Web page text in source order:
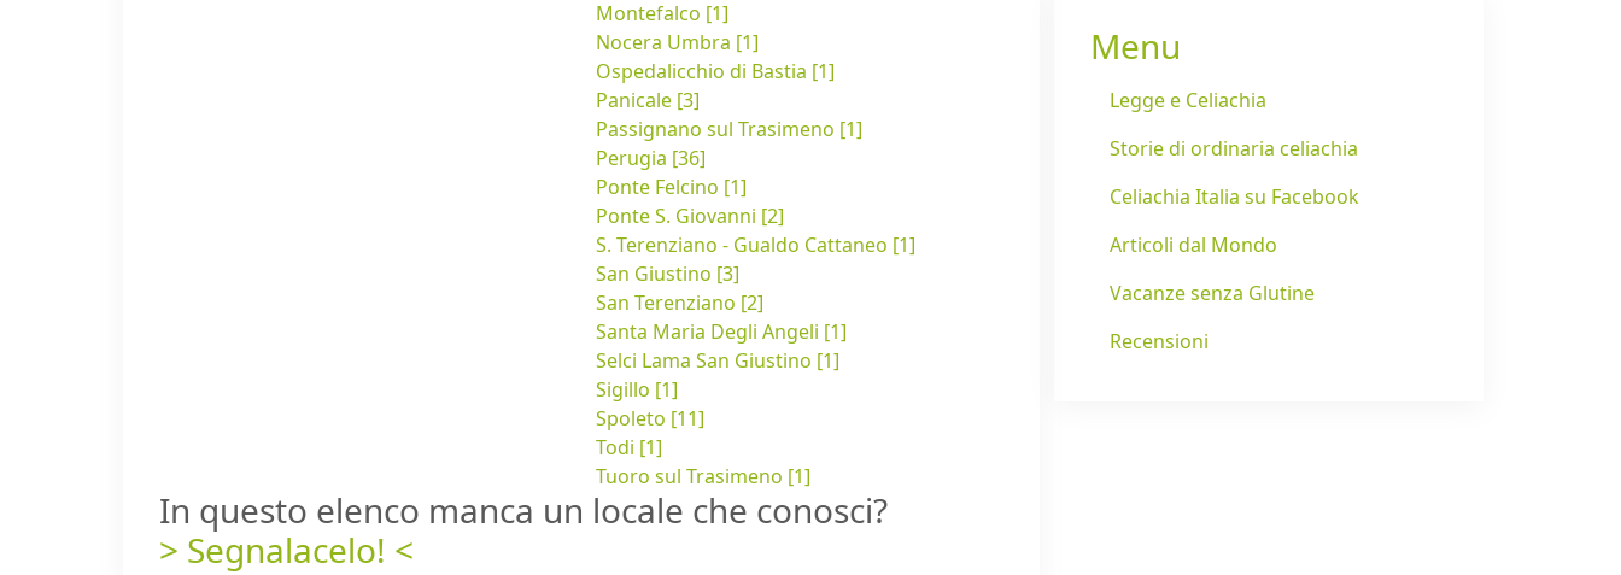
Montefalco [1]
Nocera Umbra [1]
Ospedalicchio di Bastia [1]
Panicale [3]
Passignano sul Trasimeno [1]
Perugia [36]
Ponte Felcino [1]
Ponte S. Giovanni [2]
S. Terenziano - Gualdo Cattaneo [1]
San Giustino [3]
San Terenziano [2]
Santa Maria Degli Angeli [1]
Selci Lama San Giustino [1]
Sigillo [1]
Spoleto [11]
Todi [1]
Tuoro sul Trasimeno [1]
In questo elenco manca un locale che conosci?
> Segnalacelo! <
Menu
Legge e Celiachia
Storie di ordinaria celiachia
Celiachia Italia su Facebook
Articoli dal Mondo
Vacanze senza Glutine
Recensioni